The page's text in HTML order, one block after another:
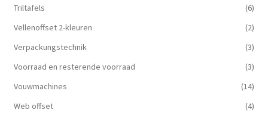
Triltafels
(6)
Vellenoffset 2-kleuren
(2)
Verpackungstechnik
(3)
Voorraad en resterende voorraad
(3)
Vouwmachines
(14)
Web offset
(4)